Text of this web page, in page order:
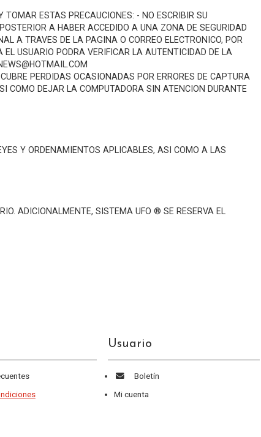
ESTAS PRECAUCIONES: - NO ESCRIBIR SU
A HABER ACCEDIDO A UNA ZONA DE SEGURIDAD
A TRAVES DE LA PAGINA O CORREO ELECTRONICO, POR
EL USUARIO PODRA VERIFICAR LA AUTENTICIDAD DE LA
PERDIDAS OCASIONADAS POR ERRORES DE CAPTURA
COMO DEJAR LA COMPUTADORA SIN ATENCION DURANTE
Y ORDENAMIENTOS APLICABLES, ASI COMO A LAS
ADICIONALMENTE, SISTEMA UFO ® SE RESERVA EL
Usuario
Boletín
Mi cuenta